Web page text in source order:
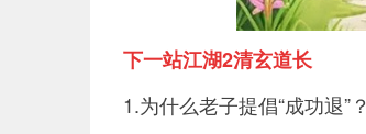
下一站江湖2清玄道长
1.为什么老子提倡“成功退”？